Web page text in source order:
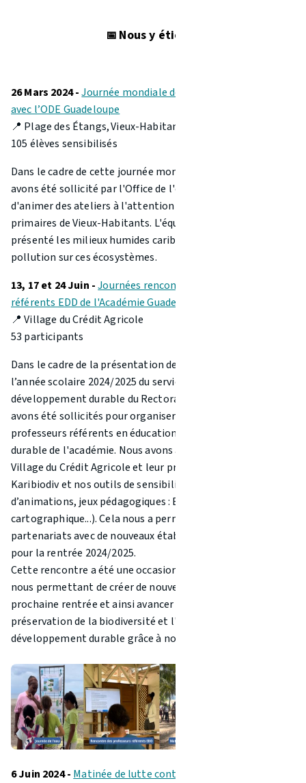
📅 Nous y étions !
26 Mars 2024 -Journée mondiale de l'eau en partenariat
avec l’ODE Guadeloupe
📍 Plage des Étangs, Vieux-Habitants
105 élèves sensibilisés
Dans le cadre de cette journée mondiale dédiée à l'eau, nous
avons été sollicité par l'Office de l'eau de Guadeloupe afin
d'animer des ateliers à l'attention des élèves des écoles
primaires de Vieux-Habitants. L'équipe d’ACP a alors
présenté les milieux humides caribéens et l’impact de la
pollution sur ces écosystèmes.
13, 17 et 24 Juin -Journées rencontres des professeurs
référents EDD de l'Académie Guadeloupe
📍 Village du Crédit Agricole
53 participants
Dans le cadre de la présentation des perspectives pour
l’année scolaire 2024/2025 du service éducation au
développement durable du Rectorat de la Guadeloupe, nous
avons été sollicités pour organiser les rencontres des
professeurs référents en éducation au développement
durable de l'académie. Nous avons ainsi pu les accueillir au
Village du Crédit Agricole et leur présenter notre projet
Karibiodiv et nos outils de sensibilisation (package
d’animations, jeux pédagogiques : Escape Game, jeu
cartographique...). Cela nous a permis de créer des
partenariats avec de nouveaux établissements scolaires
pour la rentrée 2024/2025.
Cette rencontre a été une occasion importante pour nous,
nous permettant de créer de nouveaux projets pour la
prochaine rentrée et ainsi avancer dans la promotion de la
préservation de la biodiversité et l'atteinte des objectifs de
développement durable grâce à nos futurs écocitoyens.
6 Juin 2024 - Matinée de lutte contre l’érosion du littoral